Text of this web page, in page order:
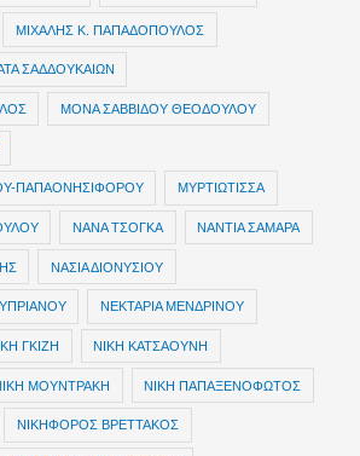
ΜΙΧΑΛΗΣ Κ. ΠΑΠΑΔΟΠΟΥΛΟΣ
ΣΑΔΔΟΥΚΑΙΩΝ
ΜΟΝΑ ΣΑΒΒΙΔΟΥ ΘΕΟΔΟΥΛΟΥ
ΠΑΠΑΟΝΗΣΙΦΟΡΟΥ ΜΥΡΤΙΩΤΙΣΣΑ
ΝΑΝΑ ΤΣΟΓΚΑ ΝΑΝΤΙΑ ΣΑΜΑΡΑ
ΝΑΣΙΑ ΔΙΟΝΥΣΙΟΥ
ΝΕΚΤΑΡΙΑ ΜΕΝΔΡΙΝΟΥ
ΓΚΙΖΗ ΝΙΚΗ ΚΑΤΣΑΟΥΝΗ
ΜΟΥΝΤΡΑΚΗ ΝΙΚΗ ΠΑΠΑΞΕΝΟΦΩΤΟΣ
ΝΙΚΗΦΟΡΟΣ ΒΡΕΤΤΑΚΟΣ